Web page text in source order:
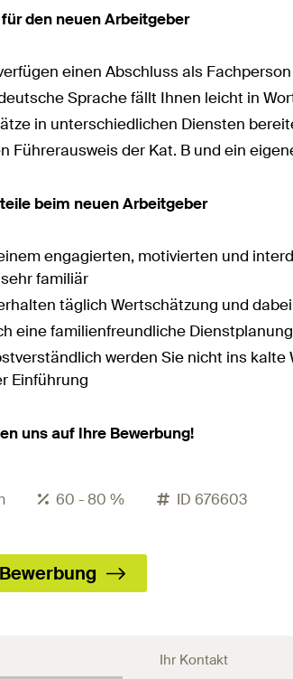
den neuen Arbeitgeber
einen Abschluss als
Sprache fällt Ihnen leicht in
in unterschiedlichen Diensten
Führerausweis der Kat. B und ein
beim neuen Arbeitgeber
engagierten, motivierten und
familiär
täglich Wertschätzung und
eine familienfreundliche
werden Sie nicht ins
Einführung
uns auf Ihre Bewerbung!
60 - 80 % ID 676603
Bewerbung
Ihr Kontakt